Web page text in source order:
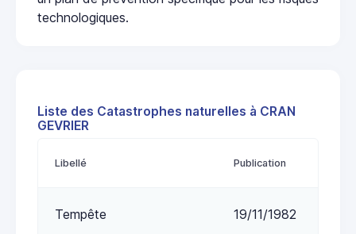
technologiques.
Liste des Catastrophes naturelles à CRAN
GEVRIER
Libellé Publication
Tempête 19/11/1982